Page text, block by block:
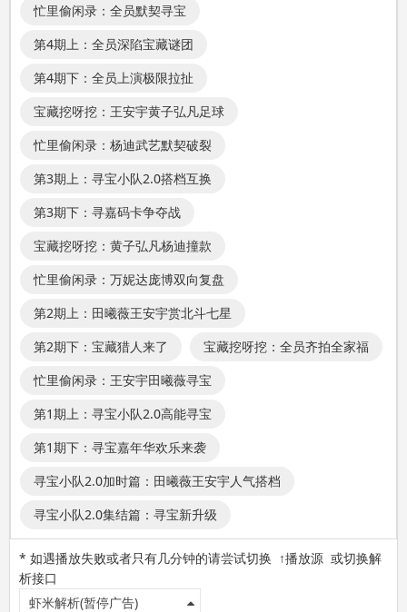
忙里偷闲录：全员默契寻宝
第4期上：全员深陷宝藏谜团
第4期下：全员上演极限拉扯
宝藏挖呀挖：王安宇黄子弘凡足球
忙里偷闲录：杨迪武艺默契破裂
第3期上：寻宝小队2.0搭档互换
第3期下：寻嘉码卡争夺战
宝藏挖呀挖：黄子弘凡杨迪撞款
忙里偷闲录：万妮达庞博双向复盘
第2期上：田曦薇王安宇赏北斗七星
第2期下：宝藏猎人来了
宝藏挖呀挖：全员齐拍全家福
忙里偷闲录：王安宇田曦薇寻宝
第1期上：寻宝小队2.0高能寻宝
第1期下：寻宝嘉年华欢乐来袭
寻宝小队2.0加时篇：田曦薇王安宇人气搭档
寻宝小队2.0集结篇：寻宝新升级
* 如遇播放失败或者只有几分钟的请尝试切换 ↑播放源 或切换解
析接口
虾米解析(暂停广告)